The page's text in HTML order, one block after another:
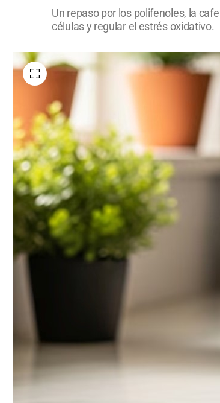
Un repaso por los polifenoles, la
células y regular el estrés oxidativo.